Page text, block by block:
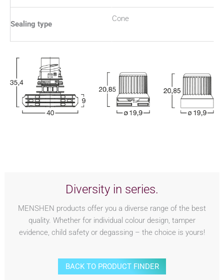
Sealing type
Cone
Diversity in series.
MENSHEN products offer you a diverse range of the best
quality. Whether for individual colour design, tamper
evidence, child safety or degassing – the choice is yours!
BACK TO PRODUCT FINDER